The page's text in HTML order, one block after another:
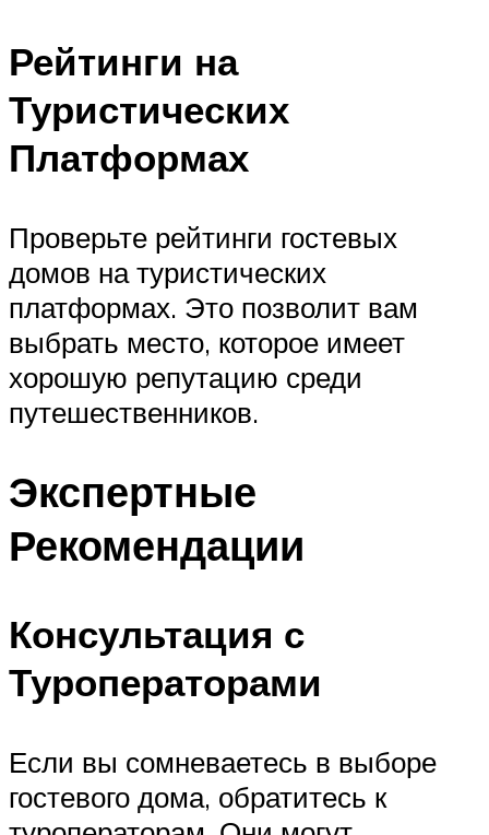
Рейтинги на
Туристических
Платформах
Проверьте рейтинги гостевых
домов на туристических
платформах. Это позволит вам
выбрать место, которое имеет
хорошую репутацию среди
путешественников.
Экспертные
Рекомендации
Консультация с
Туроператорами
Если вы сомневаетесь в выборе
гостевого дома, обратитесь к